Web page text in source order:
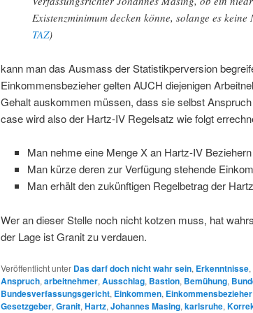
Existenzminimum decken könne, solange es
TAZ)
kann man das Ausmass der Statistikperversion
Einkommensbezieher gelten AUCH diejenigen
Gehalt auskommen müssen, dass sie selbst
case wird also der Hartz-IV Regelsatz wie folgt
Man nehme eine Menge X an Hartz-IV Beziehern
Man kürze deren zur Verfügung stehende
Man erhält den zukünftigen Regelbetrag der
Wer an dieser Stelle noch nicht kotzen muss, hat
der Lage ist Granit zu verdauen.
Veröffentlicht unter Das darf doch nicht wahr sein, Erkenntnisse,
Anspruch, arbeitnehmer, Ausschlag, Bastion, Bemühung,
Bundesverfassungsgericht, Einkommen, Einkommensbezieher
Gesetzgeber, Granit, Hartz, Johannes Masing, karlsruhe,